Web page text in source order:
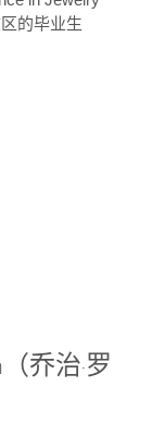
的毕业生
乔治·罗